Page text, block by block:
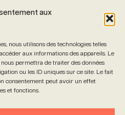
aux
nous utilisons des technologies telles
aux informations des appareils. Le
permettra de traiter des données
ou les ID uniques sur ce site. Le fait
consentement peut avoir un effet
et fonctions.
Nuée Bleue
de 9h à 18h